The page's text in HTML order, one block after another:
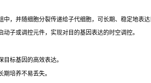
，并随细胞分裂传递给子代细胞，可长期、稳定地表达
子或调控元件，实现对目的基因表达的时空调控。
标基因的高效表达。
培养不易丢失。